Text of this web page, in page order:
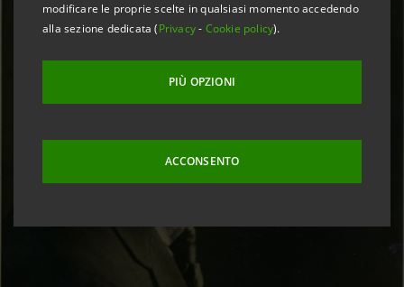
modificare le proprie scelte in qualsiasi momento accedendo
alla sezione dedicata (Privacy- Cookie policy).
PIÙ OPZIONI
ACCONSENTO